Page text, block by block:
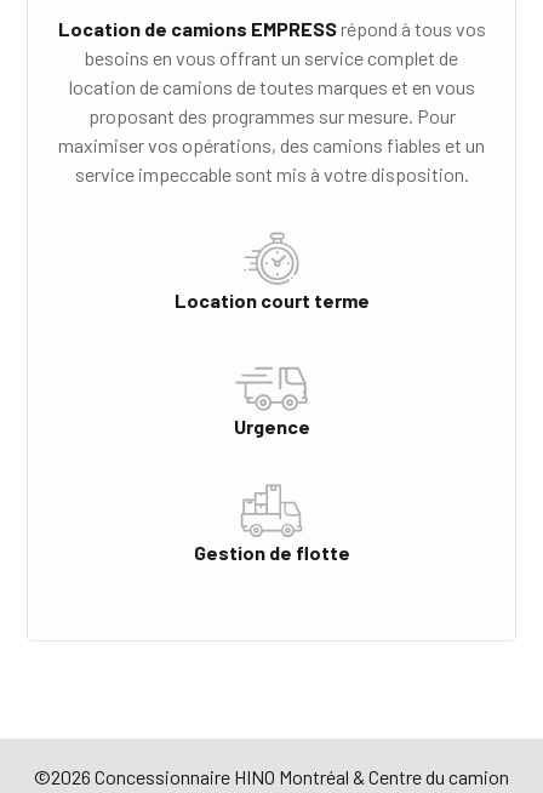
Location de camions EMPRESSrépond à tous vos
besoins en vous offrant un service complet de
location de camions de toutes marques et en vous
proposant des programmes sur mesure. Pour
maximiser vos opérations, des camions fiables et un
service impeccable sont mis à votre disposition.
Location court terme
Urgence
Gestion de flotte
©2026 Concessionnaire HINO Montréal & Centre du camion